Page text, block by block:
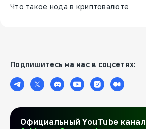
Что такое нода в криптовалюте
Подпишитесь на нас в соцсетях:
Официальный YouTube канал